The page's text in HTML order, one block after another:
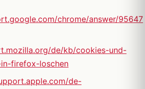
chrome/answer/95647
de/kb/cookies-und-
firefox-loschen
de-